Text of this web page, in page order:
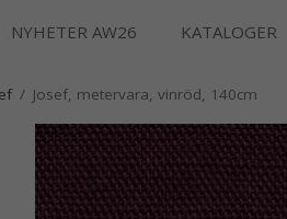
NYHETER AW26 KATALOGER
/ Josef, metervara, vinröd, 140cm